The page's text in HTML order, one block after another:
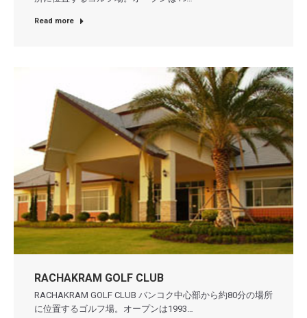
Read more
RACHAKRAM GOLF CLUB
RACHAKRAM GOLF CLUB バンコク中心部から約80分の場所
に位置するゴルフ場。オープンは1993…